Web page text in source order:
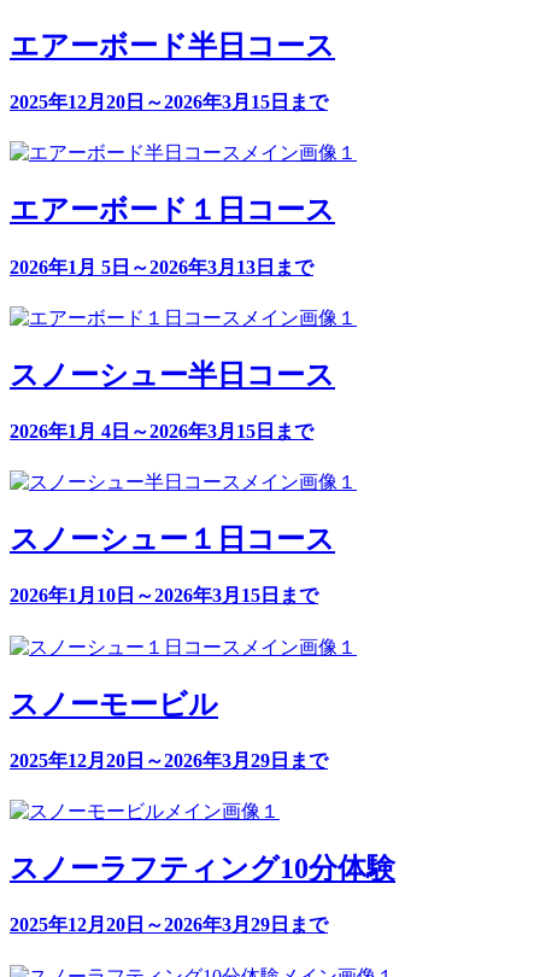
エアーボード半日コース
2025年12月20日～2026年3月15日まで
エアーボード１日コース
2026年1月 5日～2026年3月13日まで
スノーシュー半日コース
2026年1月 4日～2026年3月15日まで
スノーシュー１日コース
2026年1月10日～2026年3月15日まで
スノーモービル
2025年12月20日～2026年3月29日まで
スノーラフティング10分体験
2025年12月20日～2026年3月29日まで